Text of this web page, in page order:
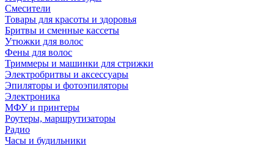
Смесители
Товары для красоты и здоровья
Бритвы и сменные кассеты
Утюжки для волос
Фены для волос
Триммеры и машинки для стрижки
Электробритвы и аксессуары
Эпиляторы и фотоэпиляторы
Электроника
МФУ и принтеры
Роутеры, маршрутизаторы
Радио
Часы и будильники